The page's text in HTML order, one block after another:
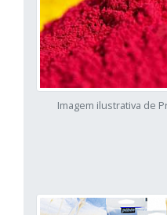
Imagem ilustrativa de